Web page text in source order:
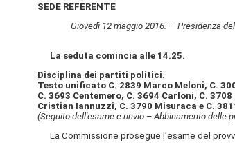
SEDE REFERENTE
Giovedì 12 maggio 2016. — Presidenza
La seduta comincia alle 14.25.
Disciplina dei partiti politici.
Testo unificato C. 2839 Marco Meloni, C.
C. 3693 Centemero, C. 3694 Carloni, C.
Cristian Iannuzzi, C. 3790 Misuraca e C.
(Seguito dell'esame e rinvio – Abbinamento delle
La Commissione prosegue l'esame del